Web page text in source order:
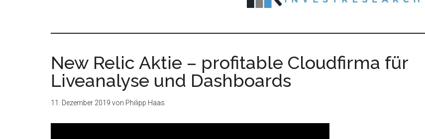
New Relic Aktie – profitable Cloudfirma für
Liveanalyse und Dashboards
11. Dezember 2019 von Philipp Haas